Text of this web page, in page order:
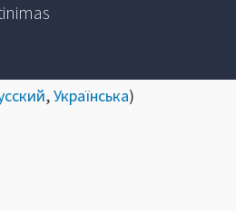
,Українська)